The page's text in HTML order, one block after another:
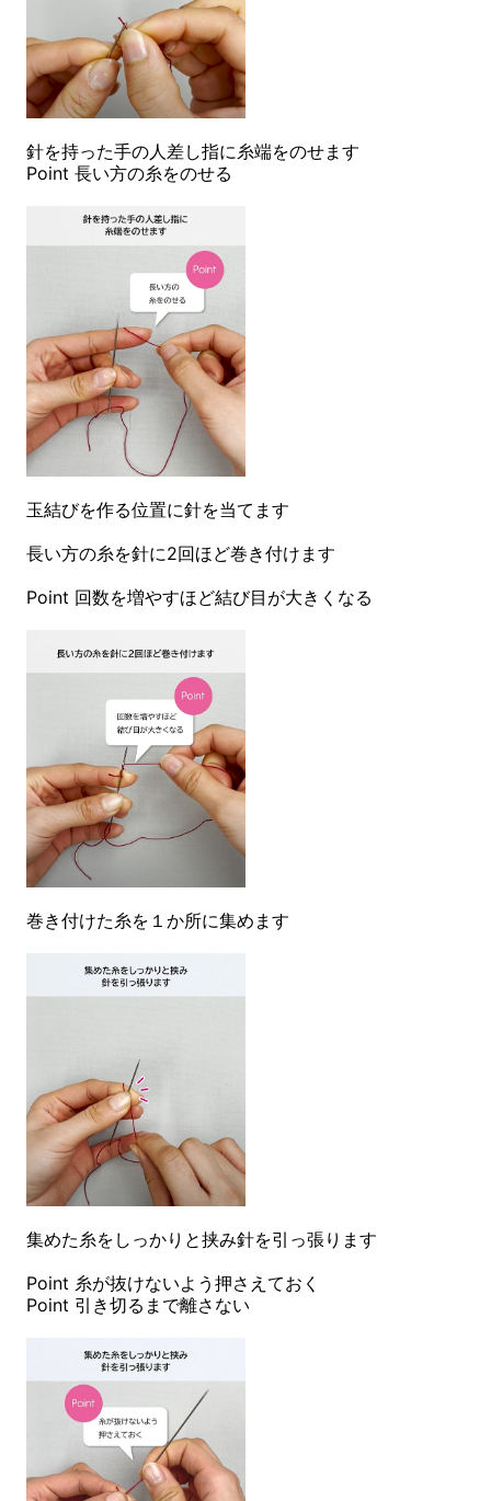
針を持った手の人差し指に糸端をのせます
Point 長い方の糸をのせる
玉結びを作る位置に針を当てます
長い方の糸を針に2回ほど巻き付けます
Point 回数を増やすほど結び目が大きくなる
巻き付けた糸を１か所に集めます
集めた糸をしっかりと挟み針を引っ張ります
Point 糸が抜けないよう押さえておく
Point 引き切るまで離さない